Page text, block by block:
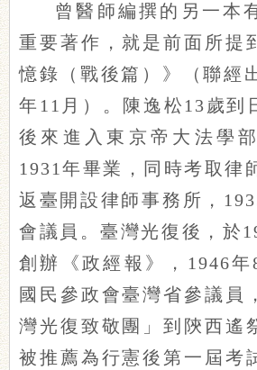
曾醫師編撰的另一本
重要著作，就是前面所提
憶錄（戰後篇）》（聯經
年11月）。陳逸松13歲到
後來進入東京帝大法學
1931年畢業，同時考取律
返臺開設律師事務所，
會議員。臺灣光復後，於
創辦《政經報》，1946
國民參政會臺灣省參議員
灣光復致敬團」到陝西遙
被推薦為行憲後第一屆考